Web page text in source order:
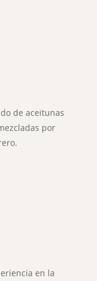
de aceitunas
por
en la